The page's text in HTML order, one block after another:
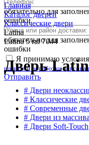
обязательно для
ошибки
обязательно для
ошибки
Я принимаю
политики обработки
Отправить
Главная
Каталог дверей
Классические двери
Latina
Latina 5 ral 7044
Дверь
# Двери
# Классические
# Современные
# Двери из массива
# Двери Soft-Touch